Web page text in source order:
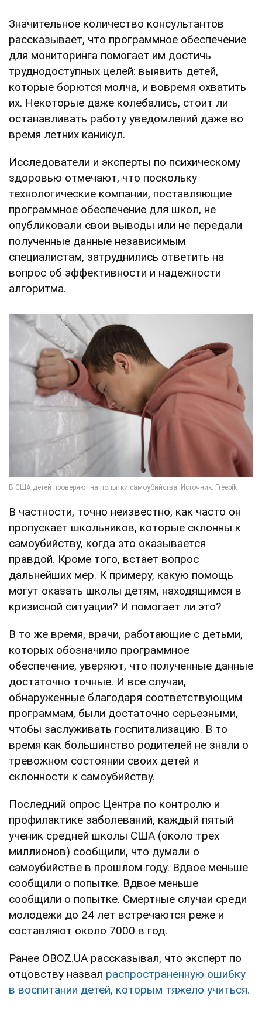
Значительное количество консультантов
рассказывает, что программное обеспечение
для мониторинга помогает им достичь
труднодоступных целей: выявить детей,
которые борются молча, и вовремя охватить
их. Некоторые даже колебались, стоит ли
останавливать работу уведомлений даже во
время летних каникул.
Исследователи и эксперты по психическому
здоровью отмечают, что поскольку
технологические компании, поставляющие
программное обеспечение для школ, не
опубликовали свои выводы или не передали
полученные данные независимым
специалистам, затруднились ответить на
вопрос об эффективности и надежности
алгоритма.
В частности, точно неизвестно, как часто он
пропускает школьников, которые склонны к
самоубийству, когда это оказывается
правдой. Кроме того, встает вопрос
дальнейших мер. К примеру, какую помощь
могут оказать школы детям, находящимся в
кризисной ситуации? И помогает ли это?
В то же время, врачи, работающие с детьми,
которых обозначило программное
обеспечение, уверяют, что полученные данные
достаточно точные. И все случаи,
обнаруженные благодаря соответствующим
программам, были достаточно серьезными,
чтобы заслуживать госпитализацию. В то
время как большинство родителей не знали о
тревожном состоянии своих детей и
склонности к самоубийству.
Последний опрос Центра по контролю и
профилактике заболеваний, каждый пятый
ученик средней школы США (около трех
миллионов) сообщили, что думали о
самоубийстве в прошлом году. Вдвое меньше
сообщили о попытке. Вдвое меньше
сообщили о попытке. Смертные случаи среди
молодежи до 24 лет встречаются реже и
составляют около 7000 в год.
Ранее OBOZ.UA рассказывал, что эксперт по
отцовству назвал распространенную ошибку
в воспитании детей, которым тяжело учиться.